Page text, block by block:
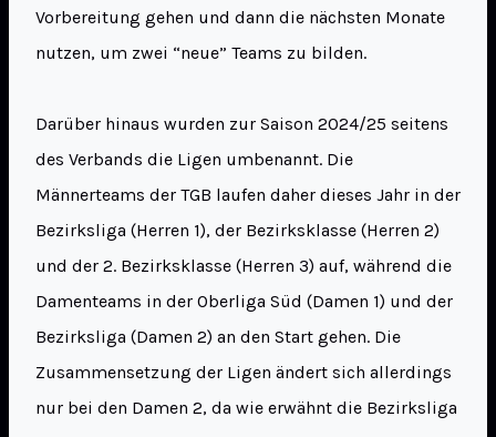
Vorbereitung gehen und dann die nächsten Monate
nutzen, um zwei “neue” Teams zu bilden.
Darüber hinaus wurden zur Saison 2024/25 seitens
des Verbands die Ligen umbenannt. Die
Männerteams der TGB laufen daher dieses Jahr in der
Bezirksliga (Herren 1), der Bezirksklasse (Herren 2)
und der 2. Bezirksklasse (Herren 3) auf, während die
Damenteams in der Oberliga Süd (Damen 1) und der
Bezirksliga (Damen 2) an den Start gehen. Die
Zusammensetzung der Ligen ändert sich allerdings
nur bei den Damen 2, da wie erwähnt die Bezirksliga